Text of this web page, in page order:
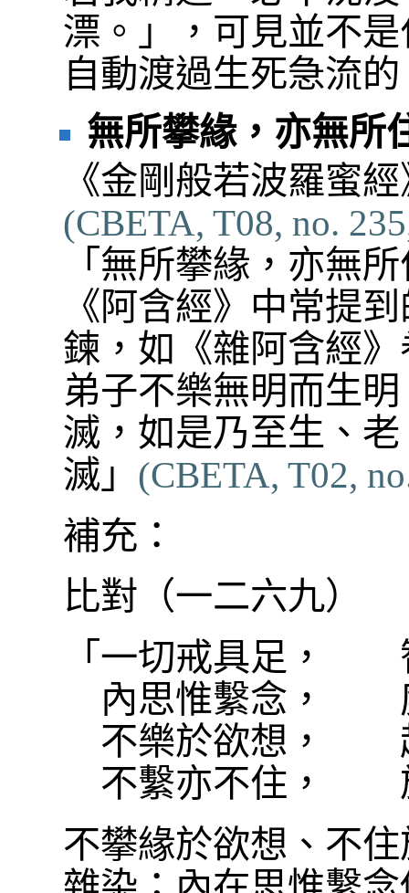
漂。」，可見並不
自動渡過生死急流的
無所攀緣，亦無所
《金剛般若波羅蜜
(CBETA, T08, no.
「無所攀緣，亦無
《阿含經》中常提
鍊，如《雜阿含經
弟子不樂無明而生
滅，如是乃至生、
滅」 (CBETA, T02,
補充：
比對（一二六九）
「一切戒具足，
內思惟繫念，
不樂於欲想，
不繫亦不住，
不攀緣於欲想、不